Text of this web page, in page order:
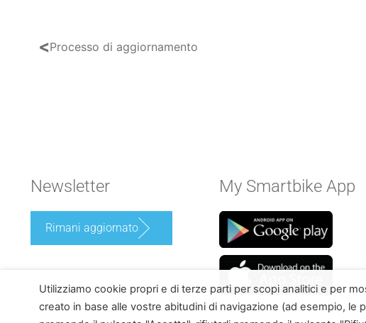
<Processo di aggiornamento
Newsletter
Rimani aggiornato
My Smartbike App
Utilizziamo cookie propri e di terze parti per scopi analitici e per
creato in base alle vostre abitudini di navigazione (ad esempio, le